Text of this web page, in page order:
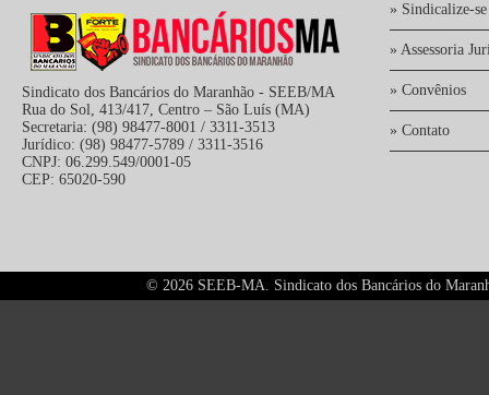
Sindicato dos Bancários do Maranhão - SEEB/MA
Rua do Sol, 413/417, Centro – São Luís (MA)
Secretaria: (98) 98477-8001 / 3311-3513
Jurídico: (98) 98477-5789 / 3311-3516
CNPJ: 06.299.549/0001-05
CEP: 65020-590
» Sindicalize-se
» Assessoria
» Convênios
» Contato
© 2026 SEEB-MA. Sindicato dos Bancários do